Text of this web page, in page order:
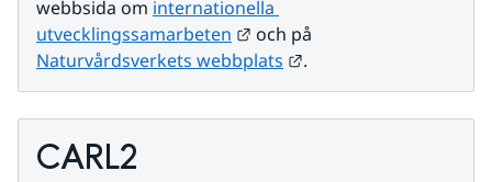
webbsida om internationella
utvecklingssamarbeten
Länk till annan webbplats.
Naturvårdsverkets webbplats
Länk till annan
.
CARL2